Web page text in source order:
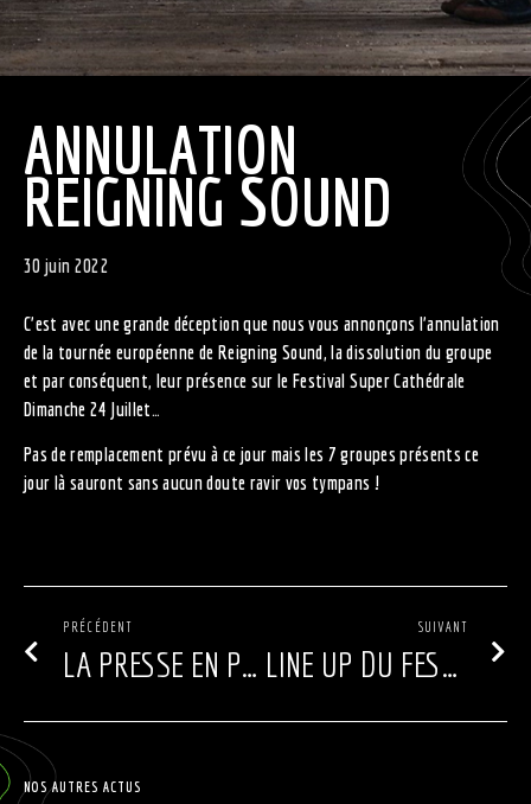
ANNULATION
REIGNING SOUND
30 juin 2022
C’est avec une grande déception que nous vous annonçons l’annulation
de la tournée européenne de Reigning Sound, la dissolution du groupe
et par conséquent, leur présence sur le Festival Super Cathédrale
Dimanche 24 Juillet…
Pas de remplacement prévu à ce jour mais les 7 groupes présents ce
jour là sauront sans aucun doute ravir vos tympans !
PRÉCÉDENT
LA PRESSE EN PARLE …
SUIVANT
LINE UP DU FESTIVAL
NOS AUTRES ACTUS